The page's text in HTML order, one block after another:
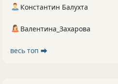
Константин Балухта
Валентина_Захарова
весь топ ⮕